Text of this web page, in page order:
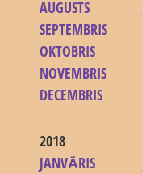
AUGUSTS
SEPTEMBRIS
OKTOBRIS
NOVEMBRIS
DECEMBRIS
2018
JANVĀRIS